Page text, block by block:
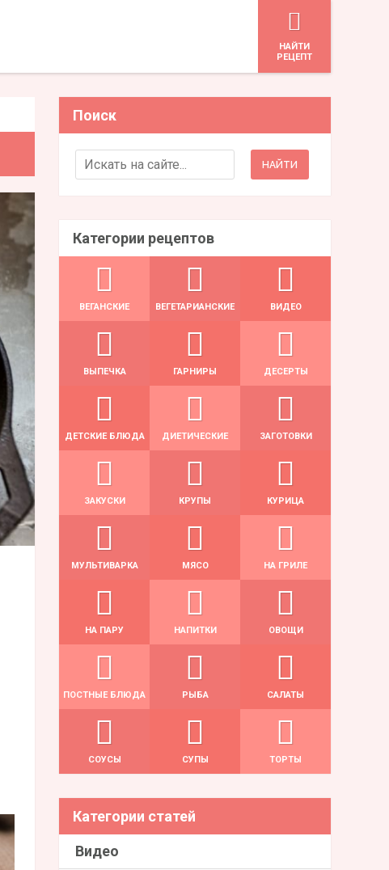
HАЙТИ
РЕЦЕПТ
Поиск
Search for:
Категории рецептов
ВЕГАНСКИЕ ВЕГЕТАРИАНСКИЕ ВИДЕО
ВЫПЕЧКА ГАРНИРЫ ДЕСЕРТЫ
ДЕТСКИЕ БЛЮДА ДИЕТИЧЕСКИЕ ЗАГОТОВКИ
ЗАКУСКИ КРУПЫ КУРИЦА
МУЛЬТИВАРКА МЯСО НА ГРИЛЕ
НА ПАРУ НАПИТКИ ОВОЩИ
ПОСТНЫЕ БЛЮДА РЫБА САЛАТЫ
СОУСЫ СУПЫ ТОРТЫ
Категории статей
Видео